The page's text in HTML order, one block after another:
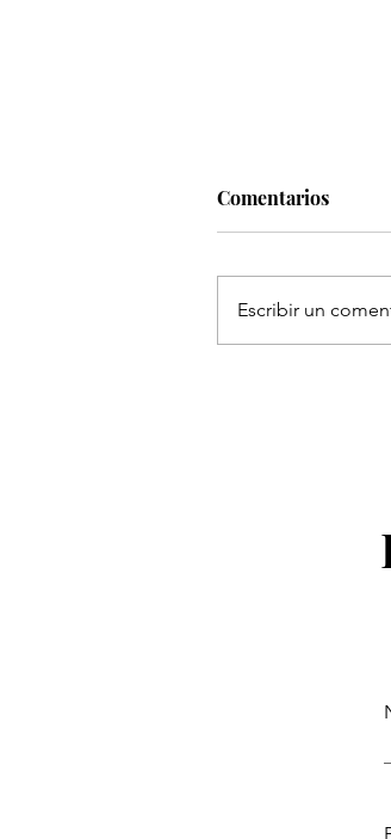
Comentarios
Escribir un